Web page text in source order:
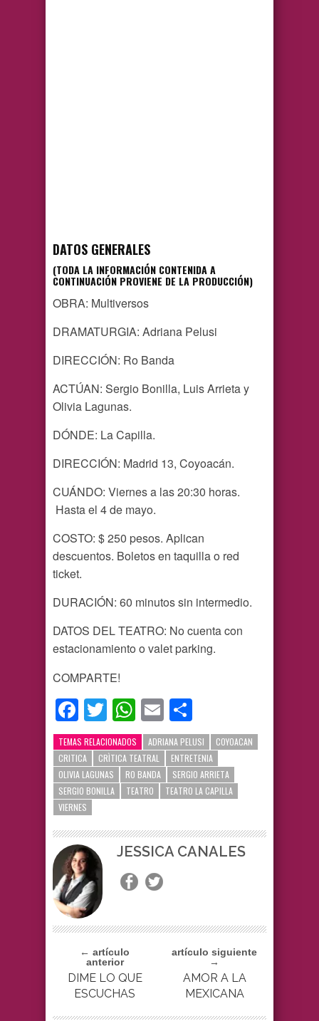
DATOS GENERALES
(TODA LA INFORMACIÓN CONTENIDA A
CONTINUACIÓN PROVIENE DE LA PRODUCCIÓN)
OBRA: Multiversos
DRAMATURGIA: Adriana Pelusi
DIRECCIÓN: Ro Banda
ACTÚAN: Sergio Bonilla, Luis Arrieta y
Olivia Lagunas.
DÓNDE: La Capilla.
DIRECCIÓN: Madrid 13, Coyoacán.
CUÁNDO: Viernes a las 20:30 horas.
Hasta el 4 de mayo.
COSTO: $ 250 pesos. Aplican
descuentos. Boletos en taquilla o red
ticket.
DURACIÓN: 60 minutos sin intermedio.
DATOS DEL TEATRO: No cuenta con
estacionamiento o valet parking.
COMPARTE!
Facebook
Twitter
WhatsApp
Email
TEMAS RELACIONADOS ADRIANA PELUSI
COYOACAN
CRITICA
CRÌTICA TEATRAL
ENTRETENIA
OLIVIA LAGUNAS
RO BANDA
SERGIO ARRIETA
SERGIO BONILLA
TEATRO
TEATRO LA CAPILLA
VIERNES
JESSICA CANALES
← artículo
anterior
DIME LO QUE
ESCUCHAS
artículo siguiente
→
AMOR A LA
MEXICANA